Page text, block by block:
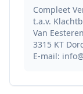
Compleet
t.a.v.
Van
3315 KT
E-mail: